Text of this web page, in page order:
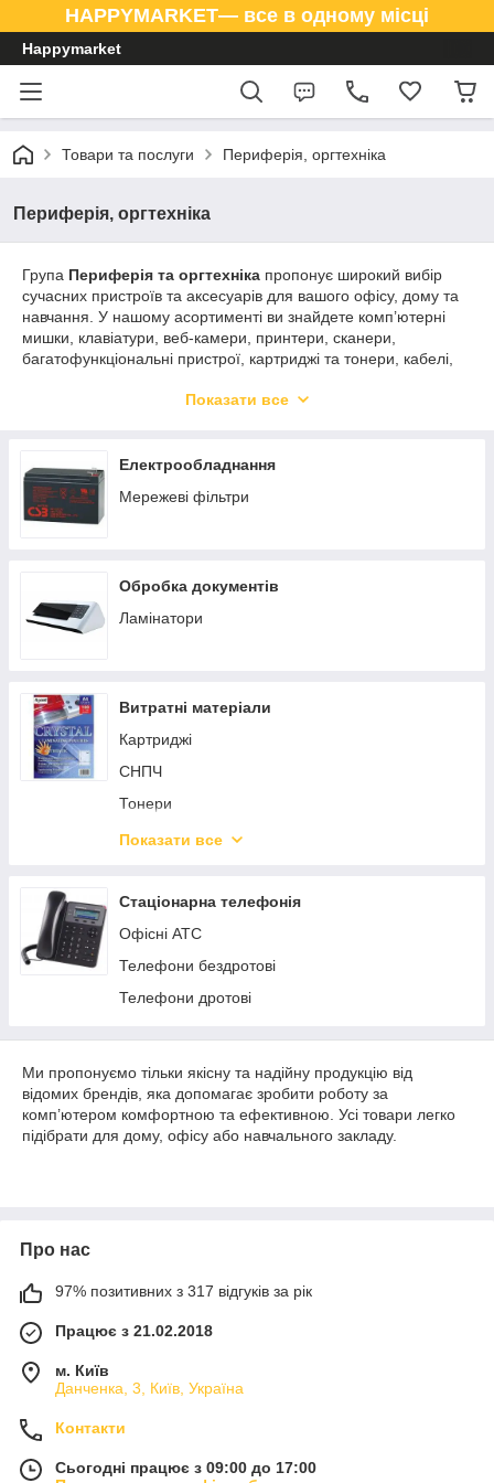
HAPPYMARKET— все в одному місці
Happymarket
Товари та послуги Периферія, оргтехніка
Периферія, оргтехніка
Група Периферія та оргтехніка пропонує широкий вибір
сучасних пристроїв та аксесуарів для вашого офісу, дому та
навчання. У нашому асортименті ви знайдете комп’ютерні
мишки, клавіатури, веб-камери, принтери, сканери,
багатофункціональні пристрої, картриджі та тонери, кабелі,
Показати все
Електрообладнання
Мережеві фільтри
Обробка документів
Ламінатори
Витратні матеріали
Картриджі
СНПЧ
Тонери
Чорнила
Інші витратні матеріали
Витратні до 3D друку
Запчастини до картріджів
Показати все
Стаціонарна телефонія
Офісні АТС
Телефони бездротові
Телефони дротові
Ми пропонуємо тільки якісну та надійну продукцію від
відомих брендів, яка допомагає зробити роботу за
комп’ютером комфортною та ефективною. Усі товари легко
підібрати для дому, офісу або навчального закладу.
Про нас
97% позитивних з 317 відгуків за рік
Працює з 21.02.2018
м. Київ
Данченка, 3, Київ, Україна
Контакти
Сьогодні працює з 09:00 до 17:00